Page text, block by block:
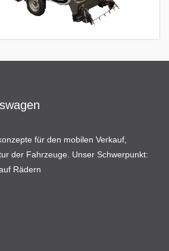
für den mobilen Verkauf,
der Fahrzeuge. Unser Schwerpunkt:
Rädern